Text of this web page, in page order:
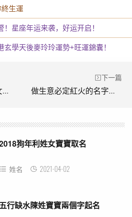
生運
！星座年运来袭，好运开启！
玄學天後麥玲玲運勢+旺運錦囊！
陸姓女孩起名大全淑女氣質
下一篇
做生意必定紅火的名字女裝
狗年利姓女寶寶取名
姓名 2021-04-02
五行缺水陳姓寶寶兩個字起名